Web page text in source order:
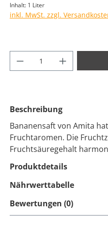
Inhalt: 1 Liter
inkl. MwSt. zzgl.
Produkt Anzahl:
Beschreibung
Bananensaft von Amita
Fruchtaromen. Die
Fruchtsäuregehalt
Produktdetails
Nährwerttabelle
Bewertungen (0)